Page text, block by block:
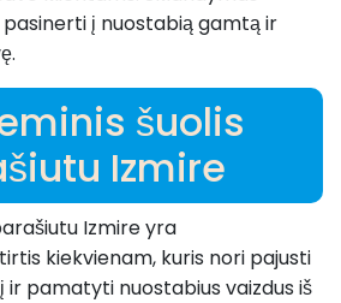
į nuostabią gamtą ir
šuolis
Izmire
Izmire yra
kiekvienam, kuris nori pajusti
pamatyti nuostabius vaizdus iš